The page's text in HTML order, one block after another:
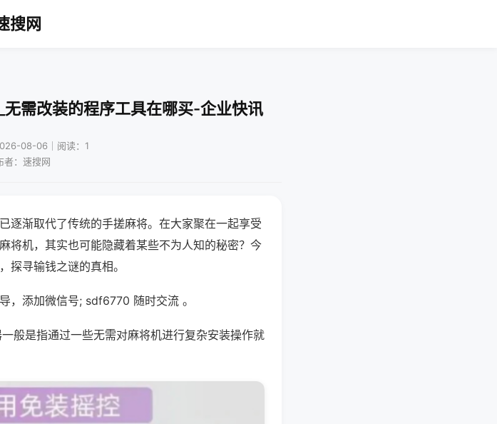
搜网
需改装的程序工具在哪买-企业快讯
08-06｜阅读：1
者：速搜网
逐渐取代了传统的手搓麻将。在大家聚在一起享受
将机，其实也可能隐藏着某些不为人知的秘密？今
探寻输钱之谜的真相。
，添加微信号; sdf6770 随时交流 。
般是指通过一些无需对麻将机进行复杂安装操作就